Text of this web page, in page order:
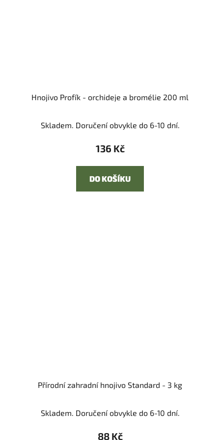
Hnojivo Profík - orchideje a bromélie 200 ml
Skladem. Doručení obvykle do 6-10 dní.
136 Kč
DO KOŠÍKU
Přírodní zahradní hnojivo Standard - 3 kg
Skladem. Doručení obvykle do 6-10 dní.
88 Kč